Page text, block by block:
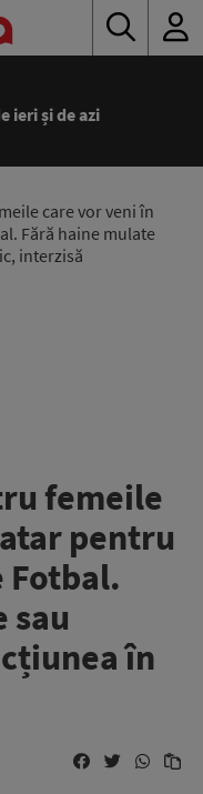
ieri și de azi
care vor veni în
Fără haine mulate
interzisă
femeile
pentru
Fotbal.
sau
în